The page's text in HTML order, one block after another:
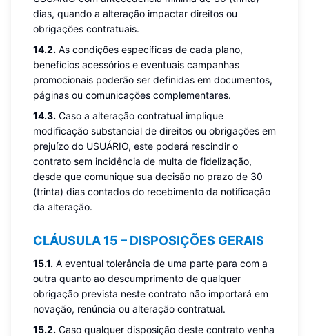
dias, quando a alteração impactar direitos ou
obrigações contratuais.
14.2. As condições específicas de cada plano,
benefícios acessórios e eventuais campanhas
promocionais poderão ser definidas em documentos,
páginas ou comunicações complementares.
14.3. Caso a alteração contratual implique
modificação substancial de direitos ou obrigações em
prejuízo do USUÁRIO, este poderá rescindir o
contrato sem incidência de multa de fidelização,
desde que comunique sua decisão no prazo de 30
(trinta) dias contados do recebimento da notificação
da alteração.
CLÁUSULA 15 – DISPOSIÇÕES GERAIS
15.1. A eventual tolerância de uma parte para com a
outra quanto ao descumprimento de qualquer
obrigação prevista neste contrato não importará em
novação, renúncia ou alteração contratual.
15.2. Caso qualquer disposição deste contrato venha